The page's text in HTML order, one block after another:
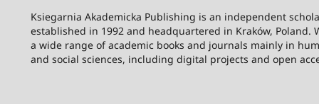
Ksiegarnia Akademicka Publishing is an independent
established in 1992 and headquartered in Kraków, Poland.
a wide range of academic books and journals mainly in
and social sciences, including digital projects and open